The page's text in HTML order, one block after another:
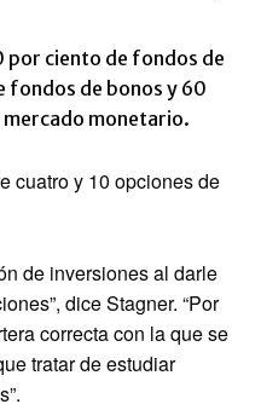
por ciento de fondos de
fondos de bonos y 60
monetario.
cuatro y 10 opciones de
de inversiones al darle
dice Stagner. “Por
correcta con la que se
tratar de estudiar